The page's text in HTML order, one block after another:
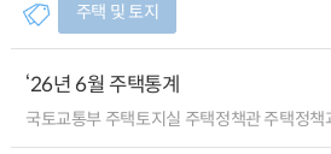
주택 및 토지
‘26년 6월 주택통계
국토교통부 주택토지실 주택정책관 주택정책